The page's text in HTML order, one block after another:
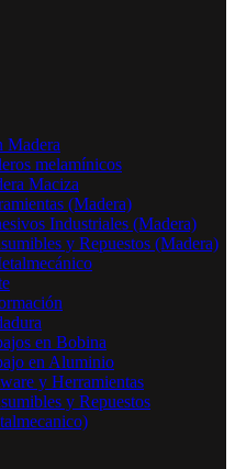
Madera
melamínicos
Maciza
(Madera)
Industriales (Madera)
y Repuestos (Madera)
en Bobina
en Aluminio
y Herramientas
y Repuestos